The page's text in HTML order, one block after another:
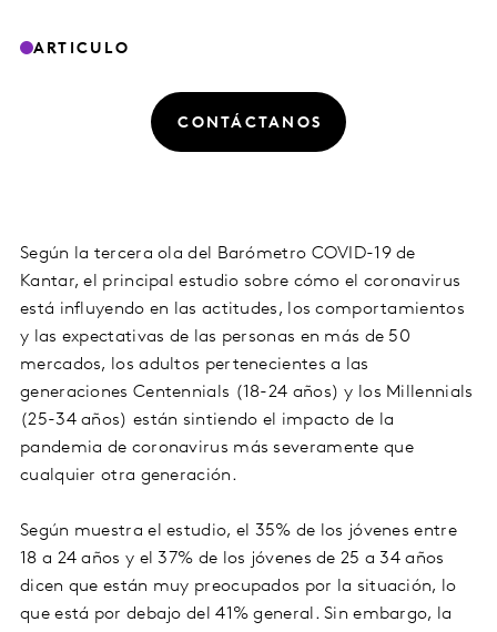
ARTICULO
CONTÁCTANOS
Según la tercera ola del Barómetro COVID-19 de
Kantar, el principal estudio sobre cómo el coronavirus
está influyendo en las actitudes, los comportamientos
y las expectativas de las personas en más de 50
mercados, los adultos pertenecientes a las
generaciones Centennials (18-24 años) y los Millennials
(25-34 años) están sintiendo el impacto de la
pandemia de coronavirus más severamente que
cualquier otra generación.
Según muestra el estudio, el 35% de los jóvenes entre
18 a 24 años y el 37% de los jóvenes de 25 a 34 años
dicen que están muy preocupados por la situación, lo
que está por debajo del 41% general. Sin embargo, la